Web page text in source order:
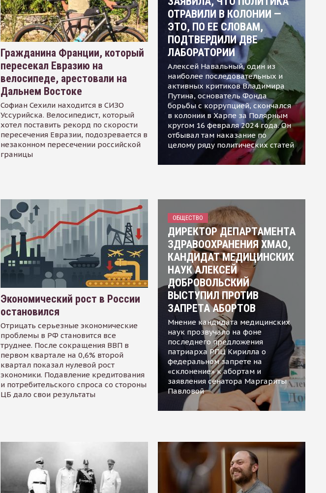
Гражданина Франции, который
пересекал Евразию на
велосипеде, арестовали на
Дальнем Востоке
Софиан Сехили находится в СИЗО
Уссурийска. Велосипедист, который
хотел поставить рекорд по скорости
пересечения Евразии, подозревается в
незаконном пересечении российской
границы
ОТРАВИЛИ В КОЛОНИИ —
ЭТО, ПО ЕЕ СЛОВАМ,
ПОДТВЕРДИЛИ ДВЕ
ЛАБОРАТОРИИ
Алексей Навальный, один из
наиболее последовательных и
активных критиков Владимира
Путина, основатель Фонда
борьбы с коррупцией, скончался
в колонии в Харпе за Полярным
кругом 16 февраля 2024 года. Он
отбывал там наказание по
целому ряду политических статей
Экономический рост в России
остановился
Отрицать серьезные экономические
проблемы в РФ становится все
труднее. После сокращения ВВП в
первом квартале на 0,6% второй
квартал показал нулевой рост
экономики. Подавление кредитования
и потребительского спроса со стороны
ЦБ дало свои результаты
ОБЩЕСТВО
ДИРЕКТОР ДЕПАРТАМЕНТА
ЗДРАВООХРАНЕНИЯ ХМАО,
КАНДИДАТ МЕДИЦИНСКИХ
НАУК АЛЕКСЕЙ
ДОБРОВОЛЬСКИЙ
ВЫСТУПИЛ ПРОТИВ
ЗАПРЕТА АБОРТОВ
Мнение кандидата медицинских
наук прозвучало на фоне
последнего предложения
патриарха РПЦ Кирилла о
федеральном запрете на
«склонение» к абортам и
заявления сенатора Маргариты
Павловой